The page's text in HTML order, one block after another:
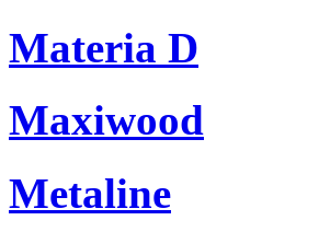
Materia D
Maxiwood
Metaline